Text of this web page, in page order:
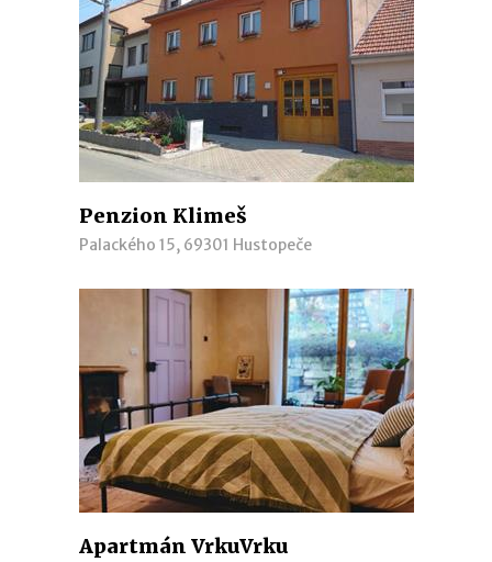
Penzion Klimeš
Palackého 15, 69301 Hustopeče
Apartmán VrkuVrku